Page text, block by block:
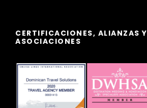
CERTIFICACIONES, ALIANZAS Y
ASOCIACIONES